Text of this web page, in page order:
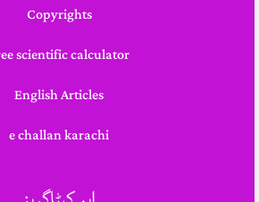
Copyrights
scientific calculator
English Articles
e challan karachi